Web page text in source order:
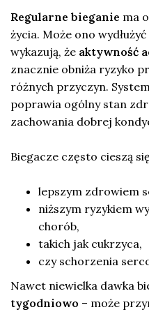
Regularne bieganie ma
życia. Może ono
wykazują, że aktywność
znacznie obniża ryzyko
różnych przyczyn.
poprawia ogólny stan
zachowania dobrej
Biegacze często cieszą
lepszym zdrowiem
niższym ryzykiem
chorób,
takich jak cukrzyca,
czy schorzenia
Nawet niewielka dawka
tygodniowo – może